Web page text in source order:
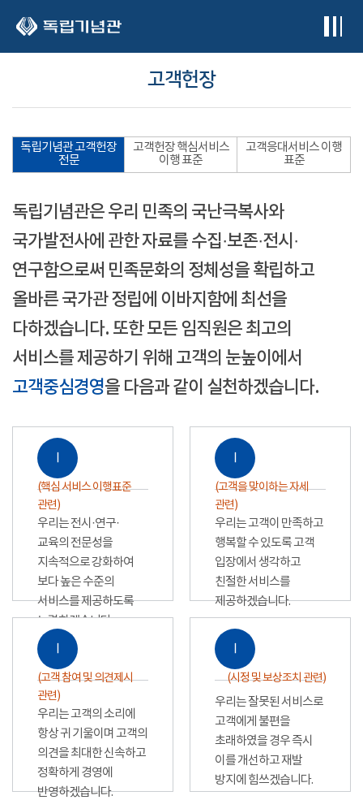
고객헌장
독립기념관 고객헌장
전문
고객헌장 핵심서비스
이행 표준
고객응대서비스 이행
표준
독립기념관은 우리 민족의 국난극복사와
국가발전사에 관한 자료를 수집·보존·전시·
연구함으로써 민족문화의 정체성을 확립하고
올바른 국가관 정립에 이바지함에 최선을
다하겠습니다. 또한 모든 임직원은 최고의
서비스를 제공하기 위해 고객의 눈높이에서
고객중심경영을 다음과 같이 실천하겠습니다.
Ⅰ
(핵심 서비스 이행표준
관련)
우리는 전시·연구·
교육의 전문성을
지속적으로 강화하여
보다 높은 수준의
서비스를 제공하도록
노력하겠습니다.
Ⅰ
(고객을 맞이하는 자세
관련)
우리는 고객이 만족하고
행복할 수 있도록 고객
입장에서 생각하고
친절한 서비스를
제공하겠습니다.
Ⅰ
(고객 참여 및 의견제시
관련)
우리는 고객의 소리에
항상 귀 기울이며 고객의
의견을 최대한 신속하고
정확하게 경영에
반영하겠습니다.
Ⅰ
(시정 및 보상조치 관련)
우리는 잘못된 서비스로
고객에게 불편을
초래하였을 경우 즉시
이를 개선하고 재발
방지에 힘쓰겠습니다.